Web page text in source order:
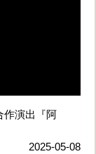
作演出『阿
2025-05-08